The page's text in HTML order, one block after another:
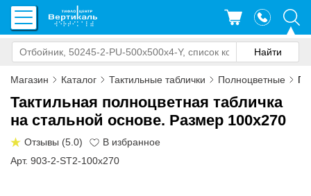
Магазин Каталог Тактильные таблички Полноцветные
Тактильная полноцветная табличка
на стальной основе. Размер 100x270
Отзывы (5.0)
Арт. 903-2-ST2-100x270